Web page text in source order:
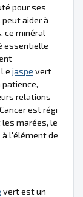
pour ses
aider à
ce minéral
essentielle
jaspe vert
relations
est régi
les marées, le
à l'élément de
vert est un